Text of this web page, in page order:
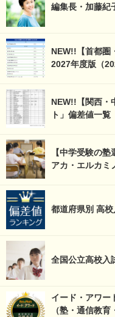
編集長・加藤紀
NEW!!【首都圏
2027年度版（
NEW!!【関西・
ト」偏差値一覧
【中学受験の
アカ・エルカミ
都道府県別 高
全国公立高校入
イード・アワー
（塾・通信教